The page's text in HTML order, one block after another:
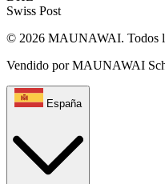
Swiss Post
© 2026 MAUNAWAI. Todos
Vendido por MAUNAWAI
España